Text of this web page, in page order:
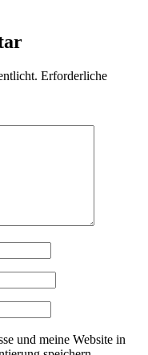
Erforderliche
und meine Website in